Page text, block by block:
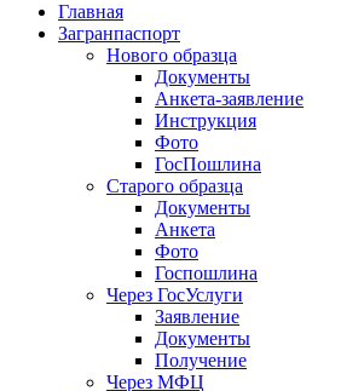
Главная
Загранпаспорт
Нового образца
Документы
Анкета-заявление
Инструкция
Фото
ГосПошлина
Старого образца
Документы
Анкета
Фото
Госпошлина
Через ГосУслуги
Заявление
Документы
Получение
Через МФЦ